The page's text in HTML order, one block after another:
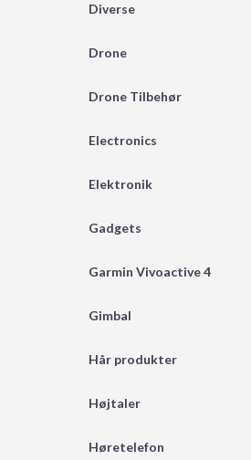
Diverse
Drone
Drone Tilbehør
Electronics
Elektronik
Gadgets
Garmin Vivoactive 4
Gimbal
Hår produkter
Højtaler
Høretelefon